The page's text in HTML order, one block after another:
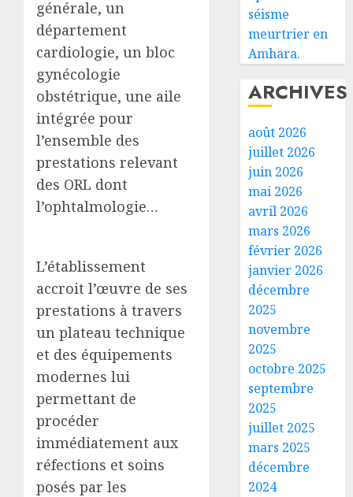
générale, un
département
cardiologie, un bloc
gynécologie
obstétrique, une aile
intégrée pour
l’ensemble des
prestations relevant
des ORL dont
l’ophtalmologie…
L’établissement
accroit l’œuvre de ses
prestations à travers
un plateau technique
et des équipements
modernes lui
permettant de
procéder
immédiatement aux
réfections et soins
posés par les
séisme
meurtrier en
Amhara.
ARCHIVES
août 2026
juillet 2026
juin 2026
mai 2026
avril 2026
mars 2026
février 2026
janvier 2026
décembre
2025
novembre
2025
octobre 2025
septembre
2025
juillet 2025
mars 2025
décembre
2024
le
de